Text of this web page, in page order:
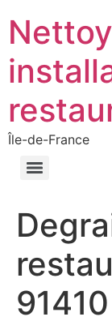
Île-de-France
91410